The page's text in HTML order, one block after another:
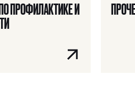
ПРОФИЛАКТИКЕ И